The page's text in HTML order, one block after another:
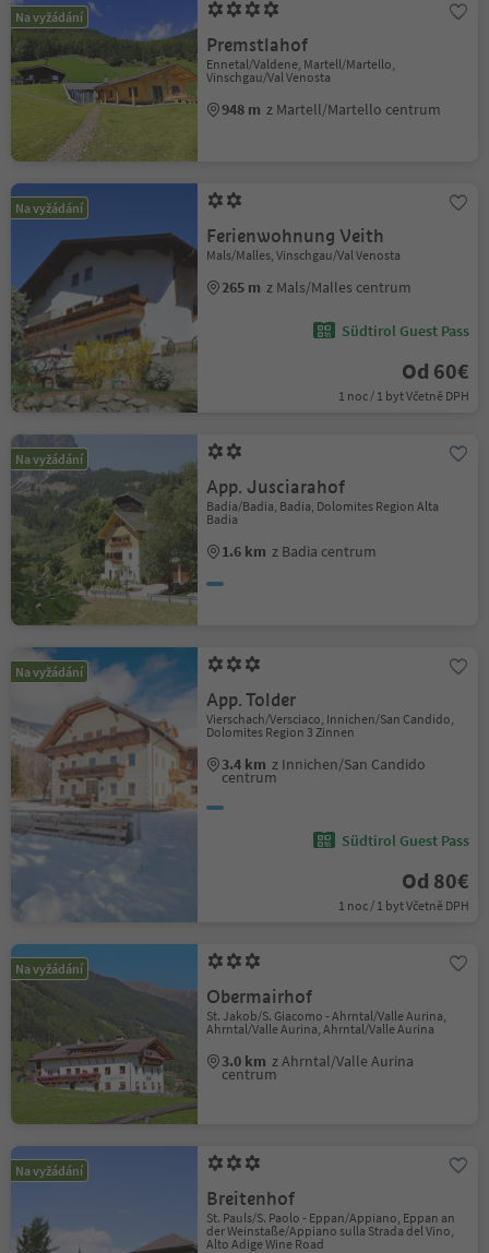
Na vyžádání
Premstlahof
Ennetal/Valdene, Martell/Martello,
Vinschgau/Val Venosta
948 m z Martell/Martello centrum
Na vyžádání
Ferienwohnung Veith
Mals/Malles, Vinschgau/Val Venosta
265 m z Mals/Malles centrum
Südtirol Guest Pass
Od 60€
1 noc / 1 byt Včetně DPH
Na vyžádání
App. Jusciarahof
Badia/Badia, Badia, Dolomites Region Alta
Badia
1.6 km z Badia centrum
Na vyžádání
App. Tolder
Vierschach/Versciaco, Innichen/San Candido,
Dolomites Region 3 Zinnen
3.4 km z Innichen/San Candido
centrum
Südtirol Guest Pass
Od 80€
1 noc / 1 byt Včetně DPH
Na vyžádání
Obermairhof
St. Jakob/S. Giacomo - Ahrntal/Valle Aurina,
Ahrntal/Valle Aurina, Ahrntal/Valle Aurina
3.0 km z Ahrntal/Valle Aurina
centrum
Na vyžádání
Breitenhof
St. Pauls/S. Paolo - Eppan/Appiano, Eppan an
der Weinstaße/Appiano sulla Strada del Vino,
Alto Adige Wine Road